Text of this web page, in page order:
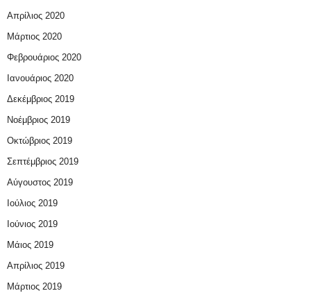
Απρίλιος 2020
Μάρτιος 2020
Φεβρουάριος 2020
Ιανουάριος 2020
Δεκέμβριος 2019
Νοέμβριος 2019
Οκτώβριος 2019
Σεπτέμβριος 2019
Αύγουστος 2019
Ιούλιος 2019
Ιούνιος 2019
Μάιος 2019
Απρίλιος 2019
Μάρτιος 2019